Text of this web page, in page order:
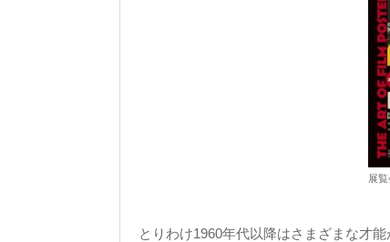
展
とりわけ1960年代以降はさまざまな才